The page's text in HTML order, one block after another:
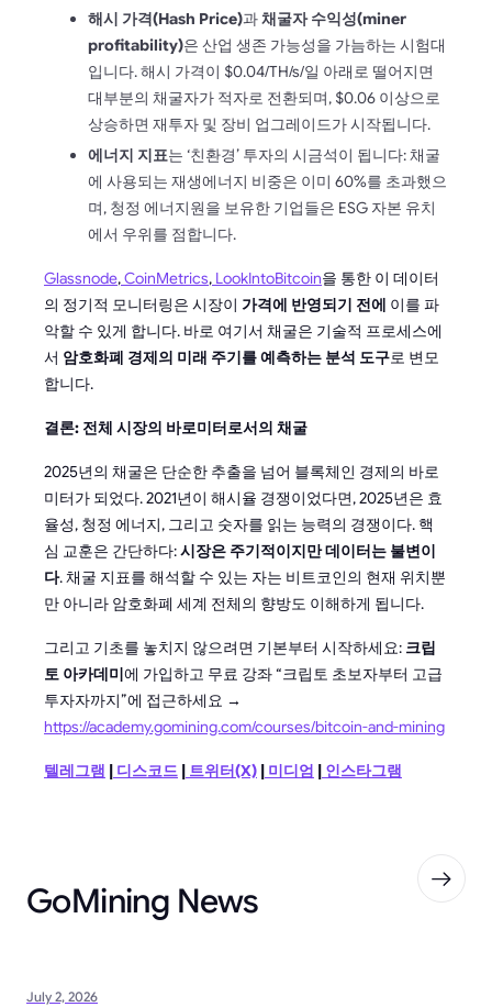
해시 가격(Hash Price)과채굴자 수익성(miner
profitability)은 산업 생존 가능성을 가늠하는 시험대
입니다. 해시 가격이 $0.04/TH/s/일 아래로 떨어지면
대부분의 채굴자가 적자로 전환되며, $0.06 이상으로
상승하면 재투자 및 장비 업그레이드가 시작됩니다.
에너지 지표는 ‘친환경’ 투자의 시금석이 됩니다: 채굴
에 사용되는 재생에너지 비중은 이미 60%를 초과했으
며, 청정 에너지원을 보유한 기업들은 ESG 자본 유치
에서 우위를 점합니다.
Glassnode,CoinMetrics, LookIntoBitcoin을 통한 이 데이터
의 정기적 모니터링은 시장이 가격에 반영되기 전에 이를 파
악할 수 있게 합니다. 바로 여기서 채굴은 기술적 프로세스에
서 암호화폐 경제의 미래 주기를 예측하는 분석 도구로 변모
합니다.
결론: 전체 시장의 바로미터로서의 채굴
2025년의 채굴은 단순한 추출을 넘어 블록체인 경제의 바로
미터가 되었다. 2021년이 해시율 경쟁이었다면, 2025년은 효
율성, 청정 에너지, 그리고 숫자를 읽는 능력의 경쟁이다. 핵
심 교훈은 간단하다:시장은 주기적이지만 데이터는 불변이
다. 채굴 지표를 해석할 수 있는 자는 비트코인의 현재 위치뿐
만 아니라 암호화폐 세계 전체의 향방도 이해하게 됩니다.
그리고 기초를 놓치지 않으려면 기본부터 시작하세요: 크립
토 아카데미에 가입하고 무료 강좌 “크립토 초보자부터 고급
투자자까지”에 접근하세요 →
https://academy.gomining.com/courses/bitcoin-and-mining
텔레그램 | 디스코드 | 트위터(X) | 미디엄 | 인스타그램
GoMining News
July 2, 2026